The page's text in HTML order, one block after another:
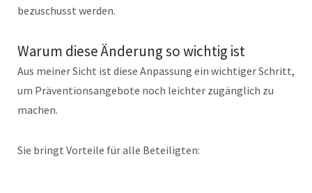
bezuschusst werden.
Warum diese Änderung so wichtig ist
Aus meiner Sicht ist diese Anpassung ein wichtiger Schritt,
um Präventionsangebote noch leichter zugänglich zu
machen.
Sie bringt Vorteile für alle Beteiligten: